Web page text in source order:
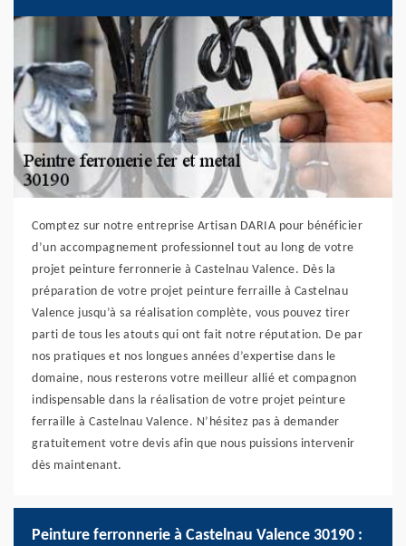
Comptez sur notre entreprise Artisan DARIA pour bénéficier
d’un accompagnement professionnel tout au long de votre
projet peinture ferronnerie à Castelnau Valence. Dès la
préparation de votre projet peinture ferraille à Castelnau
Valence jusqu’à sa réalisation complète, vous pouvez tirer
parti de tous les atouts qui ont fait notre réputation. De par
nos pratiques et nos longues années d’expertise dans le
domaine, nous resterons votre meilleur allié et compagnon
indispensable dans la réalisation de votre projet peinture
ferraille à Castelnau Valence. N’hésitez pas à demander
gratuitement votre devis afin que nous puissions intervenir
dès maintenant.
Peinture ferronnerie à Castelnau Valence 30190 :